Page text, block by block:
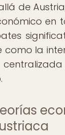
de
en
como la